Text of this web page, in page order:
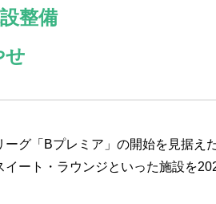
整備
せ
グ「Bプレミア」の開始を見据
ート・ラウンジといった施設を